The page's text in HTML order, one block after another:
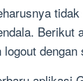
dengan